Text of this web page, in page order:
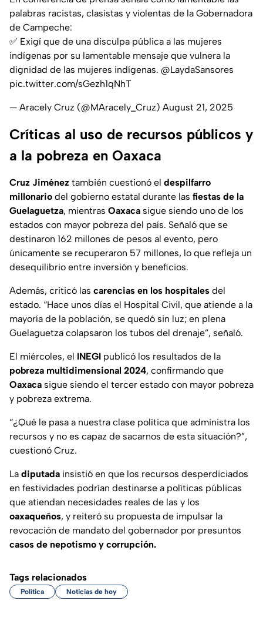
palabras racistas, clasistas y violentas de la Gobernadora
de Campeche:
✅ Exigí que de una disculpa pública a las mujeres
indígenas por su lamentable mensaje que vulnera la
dignidad de las mujeres indígenas. @LaydaSansores
pic.twitter.com/sGezh1qNhT
— Aracely Cruz (@MAracely_Cruz) August 21, 2025
Críticas al uso de recursos públicos y
a la pobreza en Oaxaca
Cruz Jiménez también cuestionó el despilfarro
millonario del gobierno estatal durante las fiestas de la
Guelaguetza, mientras Oaxaca sigue siendo uno de los
estados con mayor pobreza del país. Señaló que se
destinaron 162 millones de pesos al evento, pero
únicamente se recuperaron 57 millones, lo que refleja un
desequilibrio entre inversión y beneficios.
Además, criticó las carencias en los hospitales del
estado. “Hace unos días el Hospital Civil, que atiende a la
mayoría de la población, se quedó sin luz; en plena
Guelaguetza colapsaron los tubos del drenaje”, señaló.
El miércoles, el INEGI publicó los resultados de la
pobreza multidimensional 2024, confirmando que
Oaxaca sigue siendo el tercer estado con mayor pobreza
y pobreza extrema.
“¿Qué le pasa a nuestra clase política que administra los
recursos y no es capaz de sacarnos de esta situación?”,
cuestionó Cruz.
La diputada insistió en que los recursos desperdiciados
en festividades podrían destinarse a políticas públicas
que atiendan necesidades reales de las y los
oaxaqueños, y reiteró su propuesta de impulsar la
revocación de mandato del gobernador por presuntos
casos de nepotismo y corrupción.
Tags relacionados
Política Noticias de hoy